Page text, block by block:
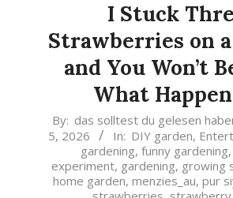
I Stuck
Strawberries on
and You Won’t
What
2026-
07-
By: das solltest du gelesen
5, 2026
In: DIY garden,
gardening, funny gardening,
experiment, gardening, growing
home garden, menzies_au, pur